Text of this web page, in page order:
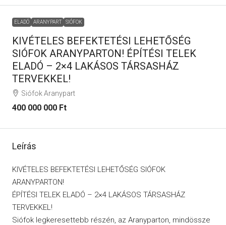
ELADÓ ARANYPART SIÓFOK
KIVÉTELES BEFEKTETÉSI LEHETŐSÉG
SIÓFOK ARANYPARTON! ÉPÍTÉSI TELEK
ELADÓ – 2×4 LAKÁSOS TÁRSASHÁZ
TERVEKKEL!
Siófok Aranypart
400 000 000 Ft
Leírás
KIVÉTELES BEFEKTETÉSI LEHETŐSÉG SIÓFOK
ARANYPARTON!
ÉPÍTÉSI TELEK ELADÓ – 2×4 LAKÁSOS TÁRSASHÁZ
TERVEKKEL!
Siófok legkeresettebb részén, az Aranyparton, mindössze